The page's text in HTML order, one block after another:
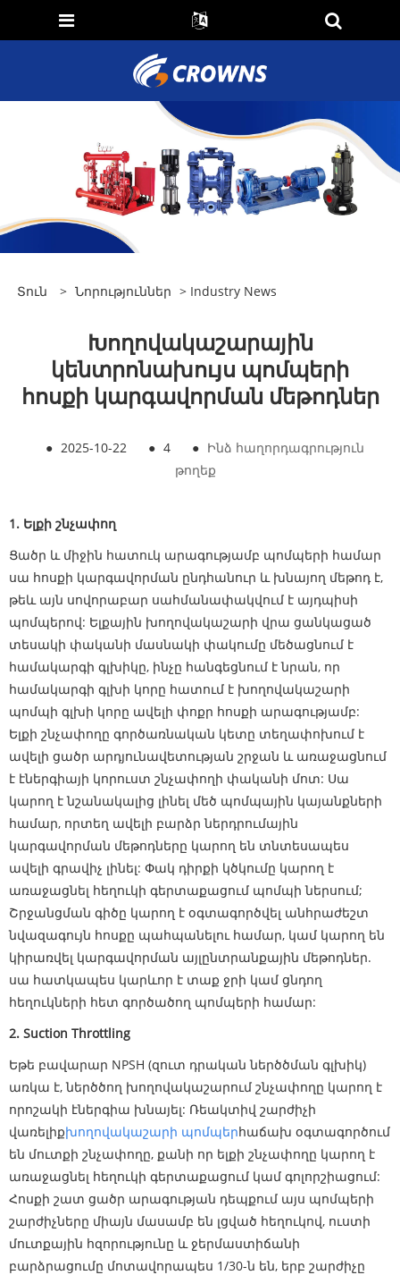
Տուն > Նորություններ > Industry News
Խողովակաշարային
կենտրոնախույս պոմպերի
հոսքի կարգավորման մեթոդներ
● 2025-10-22 ● 4 ● Ինձ հաղորդագրություն
թողեք
1. Ելքի շնչափող
Ցածր և միջին հատուկ արագությամբ պոմպերի համար
սա հոսքի կարգավորման ընդհանուր և խնայող մեթոդ է,
թեև այն սովորաբար սահմանափակվում է այդպիսի
պոմպերով: Ելքային խողովակաշարի վրա ցանկացած
տեսակի փականի մասնակի փակումը մեծացնում է
համակարգի գլխիկը, ինչը հանգեցնում է նրան, որ
համակարգի գլխի կորը հատում է խողովակաշարի
պոմպի գլխի կորը ավելի փոքր հոսքի արագությամբ:
Ելքի շնչափողը գործառնական կետը տեղափոխում է
ավելի ցածր արդյունավետության շրջան և առաջացնում
է էներգիայի կորուստ շնչափողի փականի մոտ: Սա
կարող է նշանակալից լինել մեծ պոմպային կայանքների
համար, որտեղ ավելի բարձր ներդրումային
կարգավորման մեթոդները կարող են տնտեսապես
ավելի գրավիչ լինել: Փակ դիրքի կծկումը կարող է
առաջացնել հեղուկի գերտաքացում պոմպի ներսում;
Շրջանցման գիծը կարող է օգտագործվել անհրաժեշտ
նվազագույն հոսքը պահպանելու համար, կամ կարող են
կիրառվել կարգավորման այլընտրանքային մեթոդներ.
սա հատկապես կարևոր է տաք ջրի կամ ցնդող
հեղուկների հետ գործածող պոմպերի համար:
2. Suction Throttling
Եթե ​​բավարար NPSH (զուտ դրական ներծծման գլխիկ)
առկա է, ներծծող խողովակաշարում շնչափողը կարող է
որոշակի էներգիա խնայել: Ռեակտիվ շարժիչի
վառելիքխողովակաշարի պոմպերհաճախ օգտագործում
են մուտքի շնչափողը, քանի որ ելքի շնչափողը կարող է
առաջացնել հեղուկի գերտաքացում կամ գոլորշիացում:
Հոսքի շատ ցածր արագության դեպքում այս պոմպերի
շարժիչները միայն մասամբ են լցված հեղուկով, ուստի
մուտքային հզորությունը և ջերմաստիճանի
բարձրացումը մոտավորապես 1/30-ն են, երբ շարժիչը